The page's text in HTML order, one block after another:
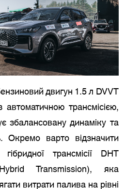
двигун 1.5 л DVVT
автоматичною трансмісією,
збалансовану динаміку та
Окремо варто відзначити
гібридної трансмісії DHT
Transmission), яка
витрати палива на рівні